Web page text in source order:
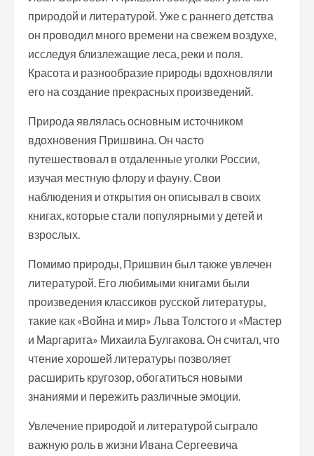
природой и литературой. Уже с раннего детства
он проводил много времени на свежем воздухе,
исследуя близлежащие леса, реки и поля.
Красота и разнообразие природы вдохновляли
его на создание прекрасных произведений.
Природа являлась основным источником
вдохновения Пришвина. Он часто
путешествовал в отдаленные уголки России,
изучая местную флору и фауну. Свои
наблюдения и открытия он описывал в своих
книгах, которые стали популярными у детей и
взрослых.
Помимо природы, Пришвин был также увлечен
литературой. Его любимыми книгами были
произведения классиков русской литературы,
такие как «Война и мир» Льва Толстого и «Мастер
и Маргарита» Михаила Булгакова. Он считал, что
чтение хорошей литературы позволяет
расширить кругозор, обогатиться новыми
знаниями и пережить различные эмоции.
Увлечение природой и литературой сыграло
важную роль в жизни Ивана Сергеевича